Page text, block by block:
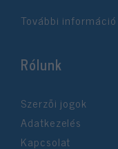
További információ
Rólunk
Szerzői jogok
Adatkezelés
Kapcsolat